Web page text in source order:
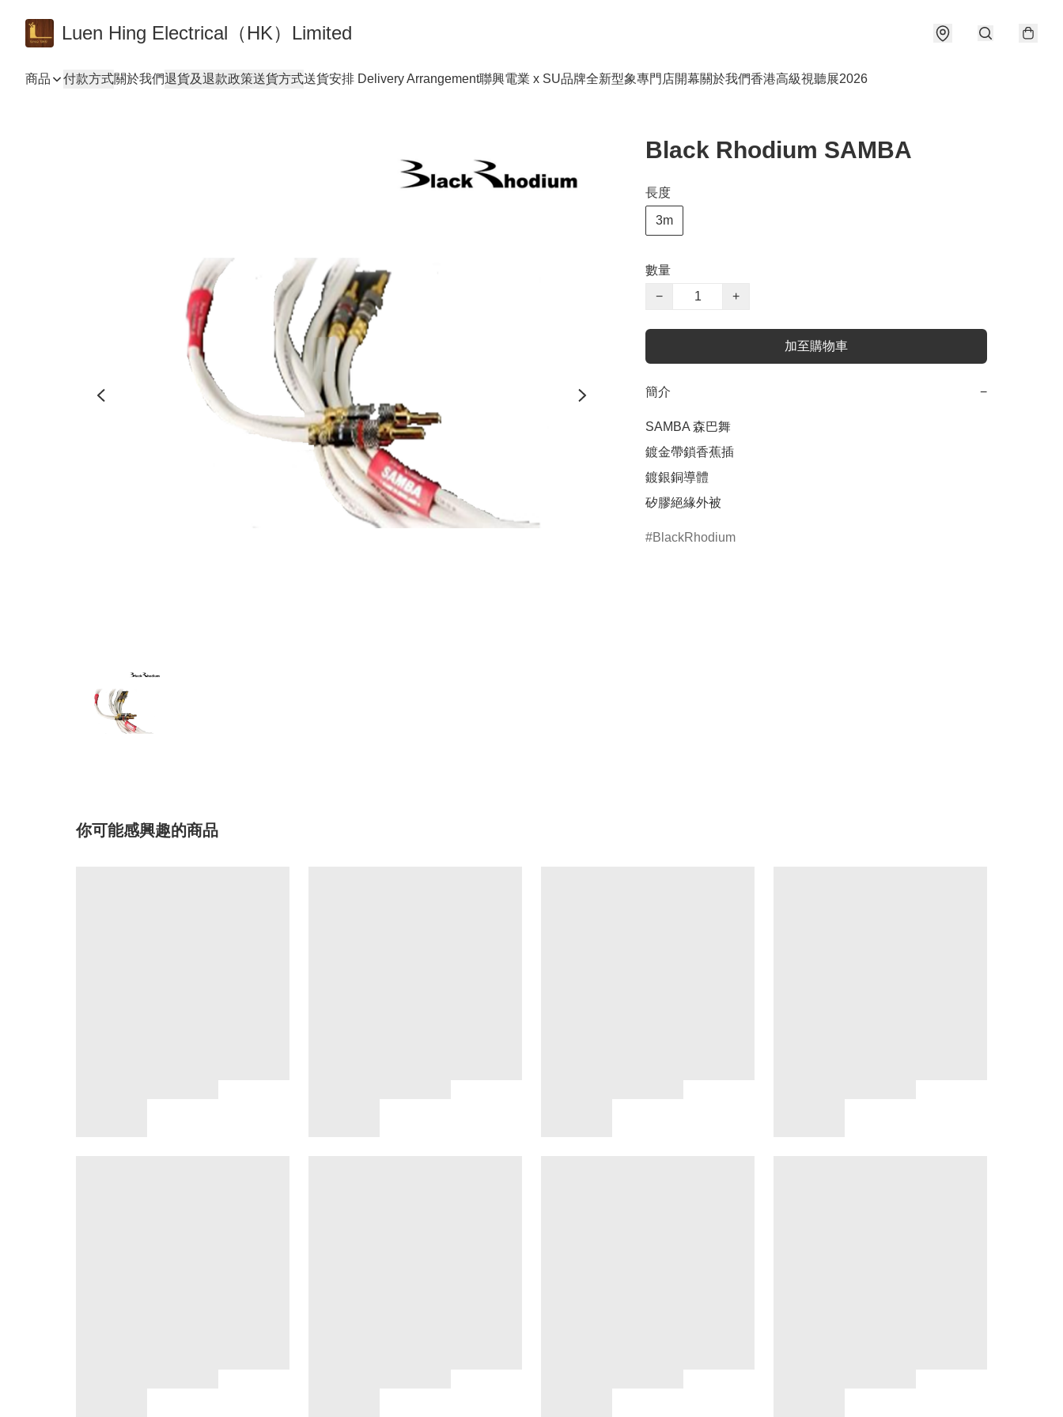
Luen Hing Electrical（HK）Limited
商品 付款方式關於我們退貨及退款政策送貨方式送貨安排 Delivery Arrangement聯興電業 x SU品牌全新型象專門店開幕關於我們香港高級視聽展2026
Black Rhodium SAMBA
長度
3m
數量
−
+
加至購物車
簡介 −
SAMBA 森巴舞
鍍金帶鎖香蕉插
鍍銀銅導體
矽膠絕緣外被
BlackRhodium
你可能感興趣的商品